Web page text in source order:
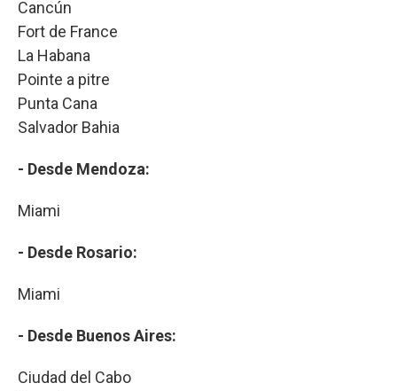
Cancún
Fort de France
La Habana
Pointe a pitre
Punta Cana
Salvador Bahia
- Desde Mendoza:
Miami
- Desde Rosario:
Miami
- Desde Buenos Aires:
Ciudad del Cabo